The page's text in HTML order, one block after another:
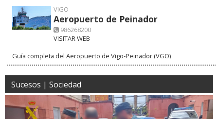
VIGO
Aeropuerto de Peinador
986268200
VISITAR WEB
Guía completa del Aeropuerto de Vigo-Peinador (VGO)
Sucesos | Sociedad